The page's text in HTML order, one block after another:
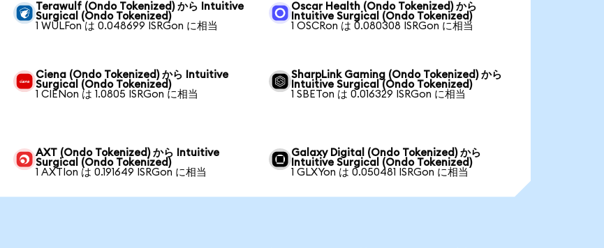
Terawulf (Ondo Tokenized) から Intuitive
Surgical (Ondo Tokenized)
1 WULFon は 0.048699 ISRGon に相当
Oscar Health (Ondo Tokenized) から
Intuitive Surgical (Ondo Tokenized)
1 OSCRon は 0.080308 ISRGon に相当
Ciena (Ondo Tokenized) から Intuitive
Surgical (Ondo Tokenized)
1 CIENon は 1.0805 ISRGon に相当
SharpLink Gaming (Ondo Tokenized) から
Intuitive Surgical (Ondo Tokenized)
1 SBETon は 0.016329 ISRGon に相当
AXT (Ondo Tokenized) から Intuitive
Surgical (Ondo Tokenized)
1 AXTIon は 0.191649 ISRGon に相当
Galaxy Digital (Ondo Tokenized) から
Intuitive Surgical (Ondo Tokenized)
1 GLXYon は 0.050481 ISRGon に相当